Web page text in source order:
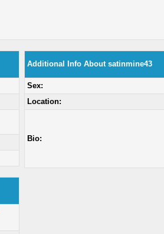
Additional Info About satinmine43
Sex:
Location:
Bio: